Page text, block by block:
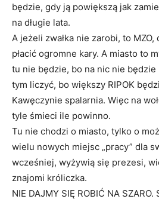
będzie, gdy ją powiększą jak
na długie lata.
A jeżeli zwałka nie zarobi, to
płacić ogromne kary. A miasto to
tu nie będzie, bo na nic nie
tym liczyć, bo większy RIPOK
Kawęczynie spalarnia. Więc na
tyle śmieci ile powinno.
Tu nie chodzi o miasto, tylko o
wielu nowych miejsc „pracy” dla
wcześniej, wyżywią się prezesi,
znajomi króliczka.
NIE DAJMY SIĘ ROBIĆ NA SZARO.